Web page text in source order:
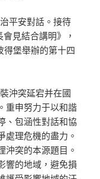
平安對話。接待
見結合講明》，
得堡舉辦的第十四
沖突延宕并在國
重申努力于以和諧
、包涵性對話和協
處理危機的盡力。
沖突的本源題目。
響的地域，避免損